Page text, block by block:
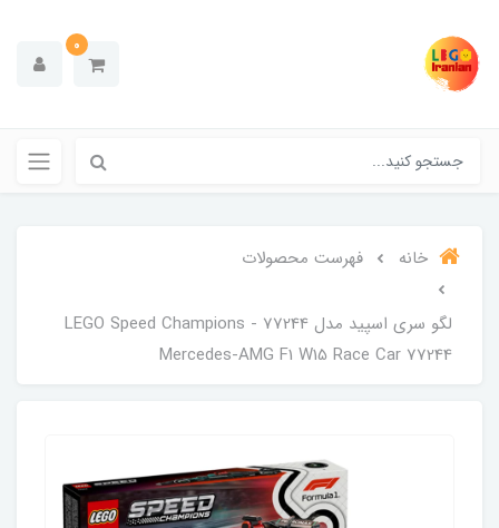
0
خانه فهرست محصولات
لگو سری اسپید مدل 77244 - LEGO Speed ​​Champions
Mercedes-AMG F1 W15 Race Car 77244